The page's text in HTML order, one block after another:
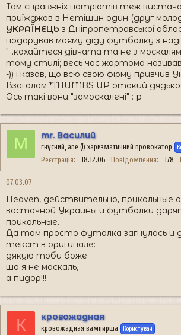
Там справжніх патріотів теж
приїжджав в Нетішин один (друг
УКРАЇНЕЦЬ з Дніпропетровської
подарував моєму діду футболку з
"...кохайтеся дівчата та не з
тому стилі; весь час жартома
-)) і казав, що всю свою фірму привчив
Взагалом *THUMBS UP отакий дядько.
Ось такі вони "замоскалені" :-p
M mr. Василий
гнусний, але (!) харизматичний провокатор
Реєстрація 18.12.06 Повідомлення 178
07.03.07
Heaven, действительно, прикольные
восточной Украины и футболки
прикольные.
Да там просто футолка загнулась и
текст в оригинале:
дякую тоби боже
шо я не москаль,
а пидор!!!
К кровожадная
кровожадная вампирша Користувач